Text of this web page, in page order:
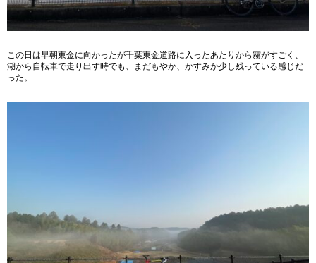
この日は早朝東金に向かったが千葉東金道路に入ったあたりから霧がすごく、
湖から自転車で走り出す時でも、まだもやか、かすみか少し残っている感じだ
った。